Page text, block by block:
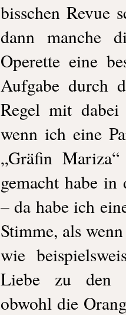
bisschen Revue
dann manche
Operette eine
Aufgabe durch
Regel mit
wenn ich eine
„Gräfin
gemacht habe in
– da habe ich
Stimme, als
wie
Liebe zu den
obwohl die